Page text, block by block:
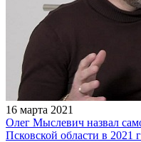
16 марта 2021
Олег Мыслевич назвал
Псковской области в 2021